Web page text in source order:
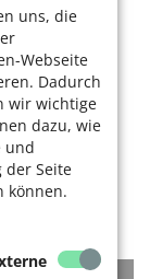
uns, die
Webseite
Dadurch
wir wichtige
dazu, wie
und
der Seite
können.